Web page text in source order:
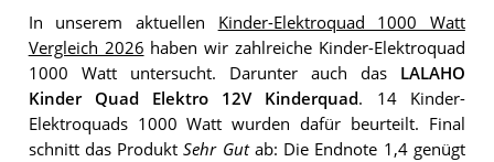
In unserem aktuellen Kinder-Elektroquad 1000 Watt
Vergleich 2026 haben wir zahlreiche Kinder-Elektroquad
1000 Watt untersucht. Darunter auch das LALAHO
Kinder Quad Elektro 12V Kinderquad. 14 Kinder-
Elektroquads 1000 Watt wurden dafür beurteilt. Final
schnitt das ProduktSehr Gutab: Die Endnote 1,4 genügt